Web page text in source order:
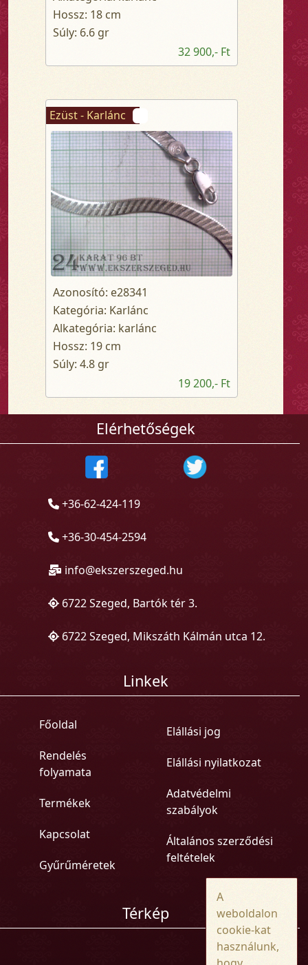
Hossz: 18 cm
Súly: 6.6 gr
32 900,- Ft
Ezüst - Karlánc
Azonosító: e28341
Kategória: Karlánc
Alkategória: karlánc
Hossz: 19 cm
Súly: 4.8 gr
19 200,- Ft
Elérhetőségek
+36-62-424-119
+36-30-454-2594
info@ekszerszeged.hu
6722 Szeged, Bartók tér 3.
6722 Szeged, Mikszáth Kálmán utca 12.
Linkek
Főoldal
Rendelés
folyamata
Termékek
Kapcsolat
Gyűrűméretek
Elállási jog
Elállási nyilatkozat
Adatvédelmi
szabályok
Általános szerződési
feltételek
Térkép
A
weboldalon
cookie-kat
használunk,